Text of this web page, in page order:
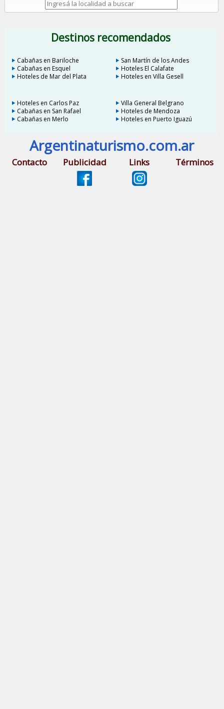
Destinos recomendados
Cabañas en Bariloche
San Martín de los Andes
Cabañas en Esquel
Hoteles El Calafate
Hoteles de Mar del Plata
Hoteles en Villa Gesell
Hoteles en Carlos Paz
Villa General Belgrano
Cabañas en San Rafael
Hoteles de Mendoza
Cabañas en Merlo
Hoteles en Puerto Iguazú
Argentinaturismo.com.ar
Contacto Publicidad Links Términos